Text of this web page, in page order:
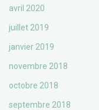
avril 2020
juillet 2019
janvier 2019
novembre 2018
octobre 2018
septembre 2018